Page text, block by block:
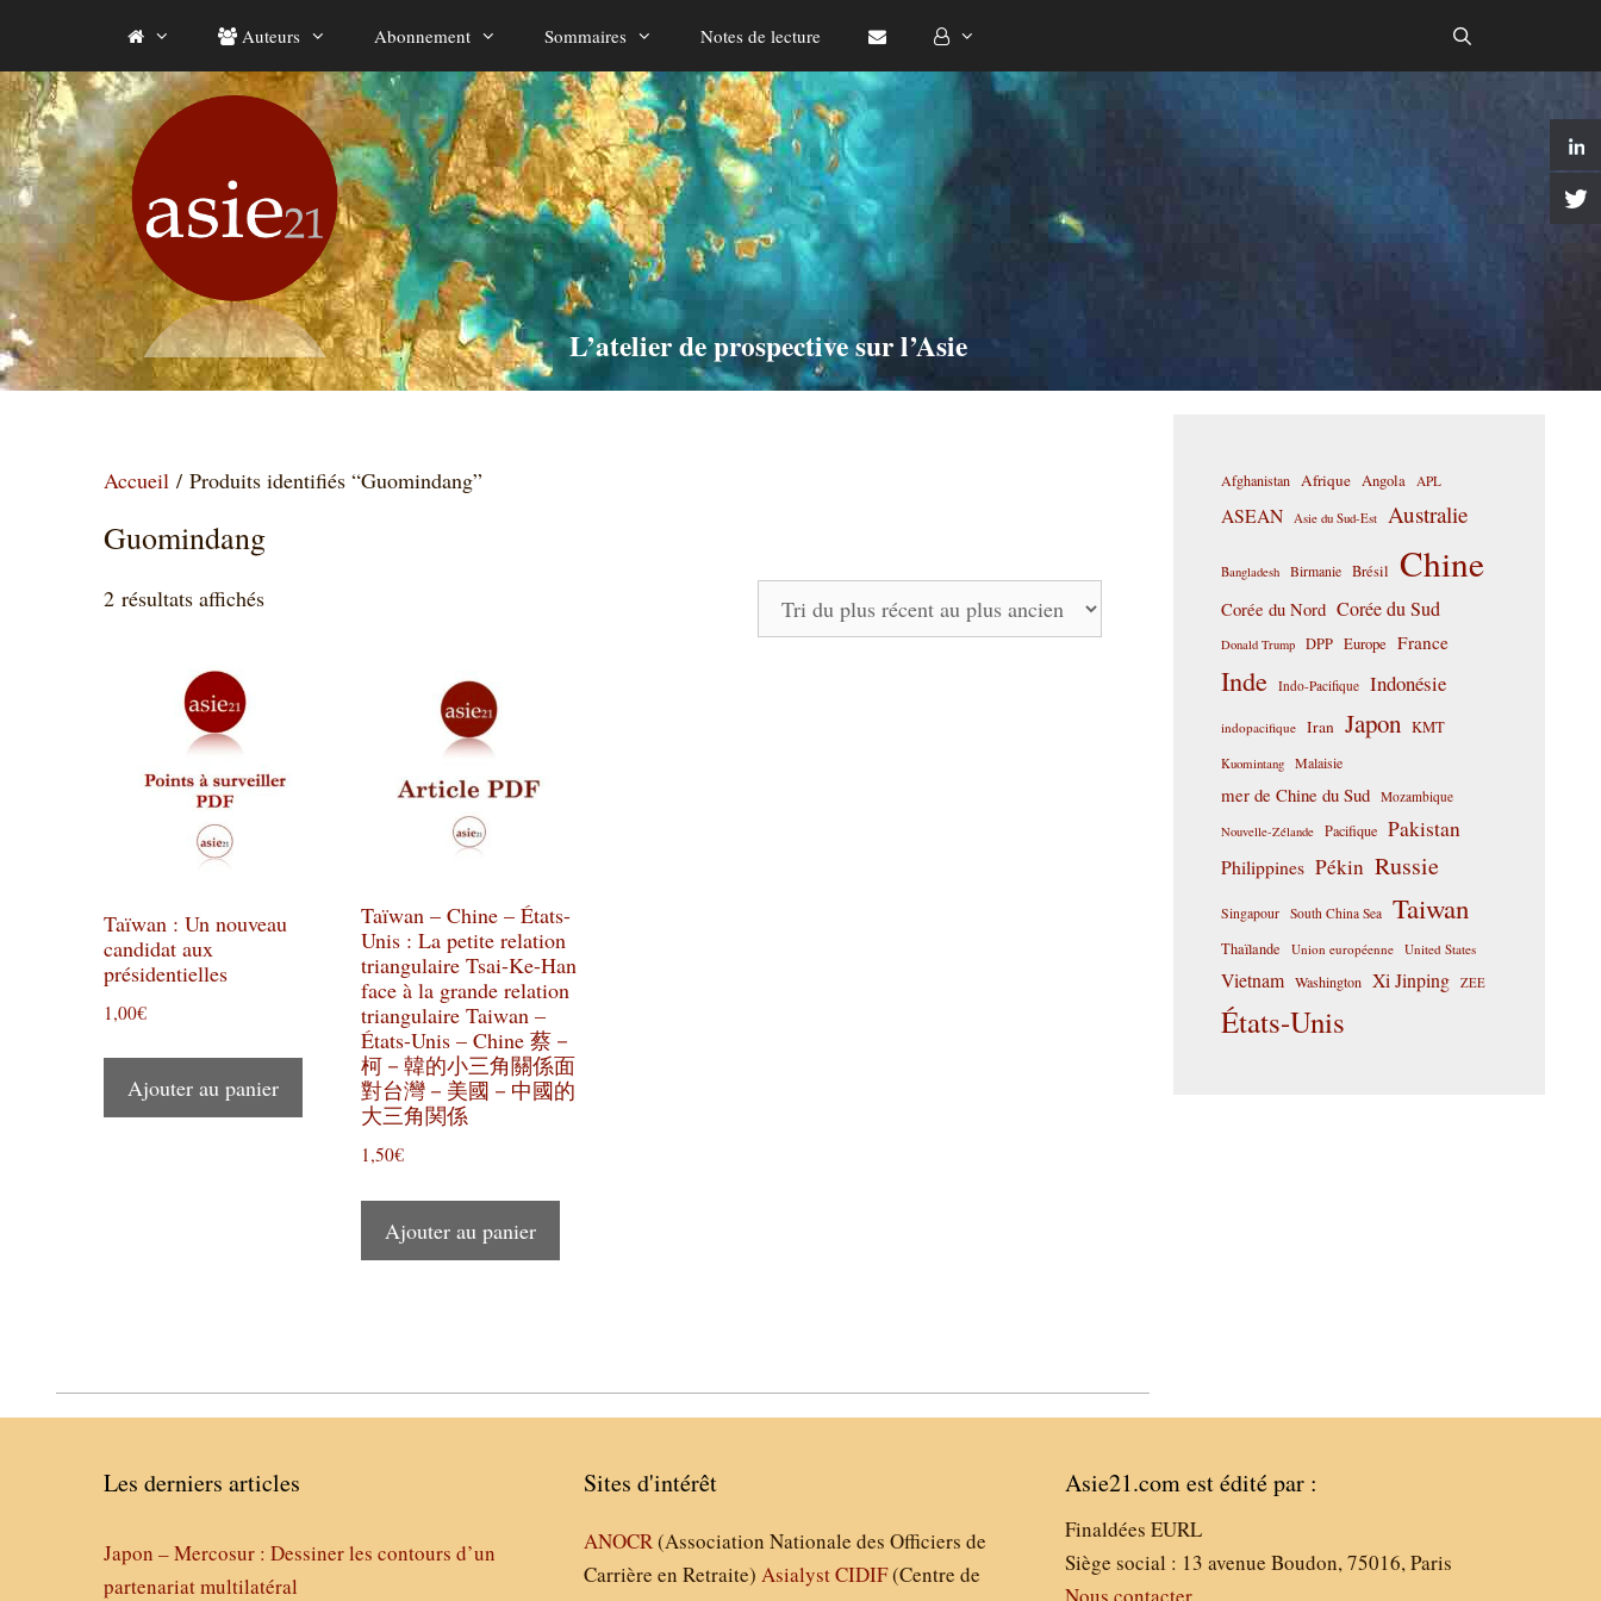
contenu
Auteurs Abonnement Sommaires Notes de lecture
L’atelier de prospective sur l’Asie
Accueil / Produits identifiés “Guomindang”
Guomindang
2 résultats affichésTrié
plus
Taïwan : Un nouveau
candidat aux
présidentielles
1,00€
Ajouter au panier
Taïwan – Chine – États-
Unis : La petite relation
triangulaire Tsai-Ke-Han
face à la grande relation
triangulaire Taiwan –
États-Unis – Chine 蔡－
柯－韓的小三角關係面
對台灣－美國－中國的
大三角関係
1,50€
Ajouter au panier
Afghanistan Afrique Angola APL
ASEAN Asie du Sud-Est Australie
Bangladesh Birmanie Brésil Chine
Corée du Nord Corée du Sud
Donald Trump DPP Europe France
Inde Indo-Pacifique Indonésie
indopacifique Iran Japon KMT
Kuomintang Malaisie
mer de Chine du Sud Mozambique
Nouvelle-Zélande Pacifique Pakistan
Philippines Pékin Russie
Singapour South China Sea Taiwan
Thaïlande Union européenne United States
Vietnam Washington Xi Jinping ZEE
États-Unis
Les derniers articles
Japon – Mercosur : Dessiner les contours d’un
partenariat multilatéral
Sites d'intérêt
ANOCR(Association Nationale des Officiers de
Carrière en Retraite)AsialystCIDIF(Centre de
Asie21.com est édité par :
Finaldées EURL
Siège social : 13 avenue Boudon, 75016, Paris